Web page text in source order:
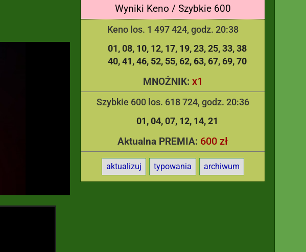
Wyniki Keno / Szybkie 600
Keno los. 1 497 424, godz. 20:38
01 08 10 12 17 19 23 25 33 38
40 41 46 52 55 62 63 67 69 70
MNOŻNIK: x1
Szybkie 600 los. 618 724, godz. 20:36
01 04 07 12 14 21
Aktualna PREMIA: 600 zł
aktualizuj typowania archiwum